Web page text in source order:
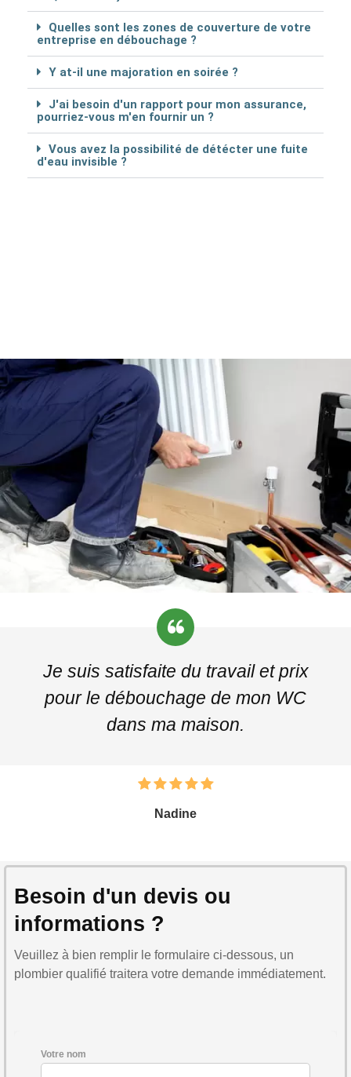
Quelles sont les zones de couverture de votre
entreprise en débouchage ?
Y at-il une majoration en soirée ?
J'ai besoin d'un rapport pour mon assurance,
pourriez-vous m'en fournir un ?
Vous avez la possibilité de détécter une fuite
d'eau invisible ?
Je suis satisfaite du travail et prix
pour le débouchage de mon WC
dans ma maison.
Nadine
Besoin d'un devis ou
informations ?
Veuillez à bien remplir le formulaire ci-dessous, un
plombier qualifié traitera votre demande immédiatement.
Votre nom